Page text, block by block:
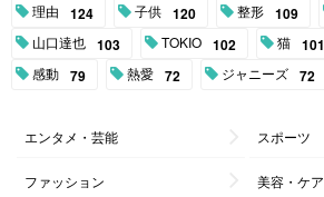
理由 124 子供 120 整形 109
山口達也 103 TOKIO 102 猫 101
感動 79 熱愛 72 ジャニーズ 72
エンタメ・芸能 スポーツ
ファッション 美容・ケア